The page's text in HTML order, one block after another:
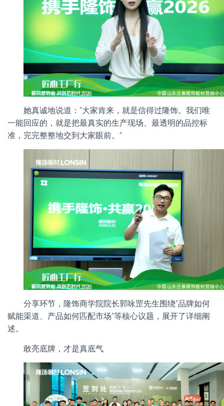
她真诚地说道：“大家肯来，就是信得过隆饰。我们唯
一能回应的，就是把最真实的生产现场、最透明的品控标
准，完完整整地交到大家眼前。”
分享环节，隆饰商学院院长郭咏罡先生围绕“品牌如何
赋能渠道、产品如何匹配市场”等核心议题，展开了详细阐
述。
敢亮底牌，才是真底气